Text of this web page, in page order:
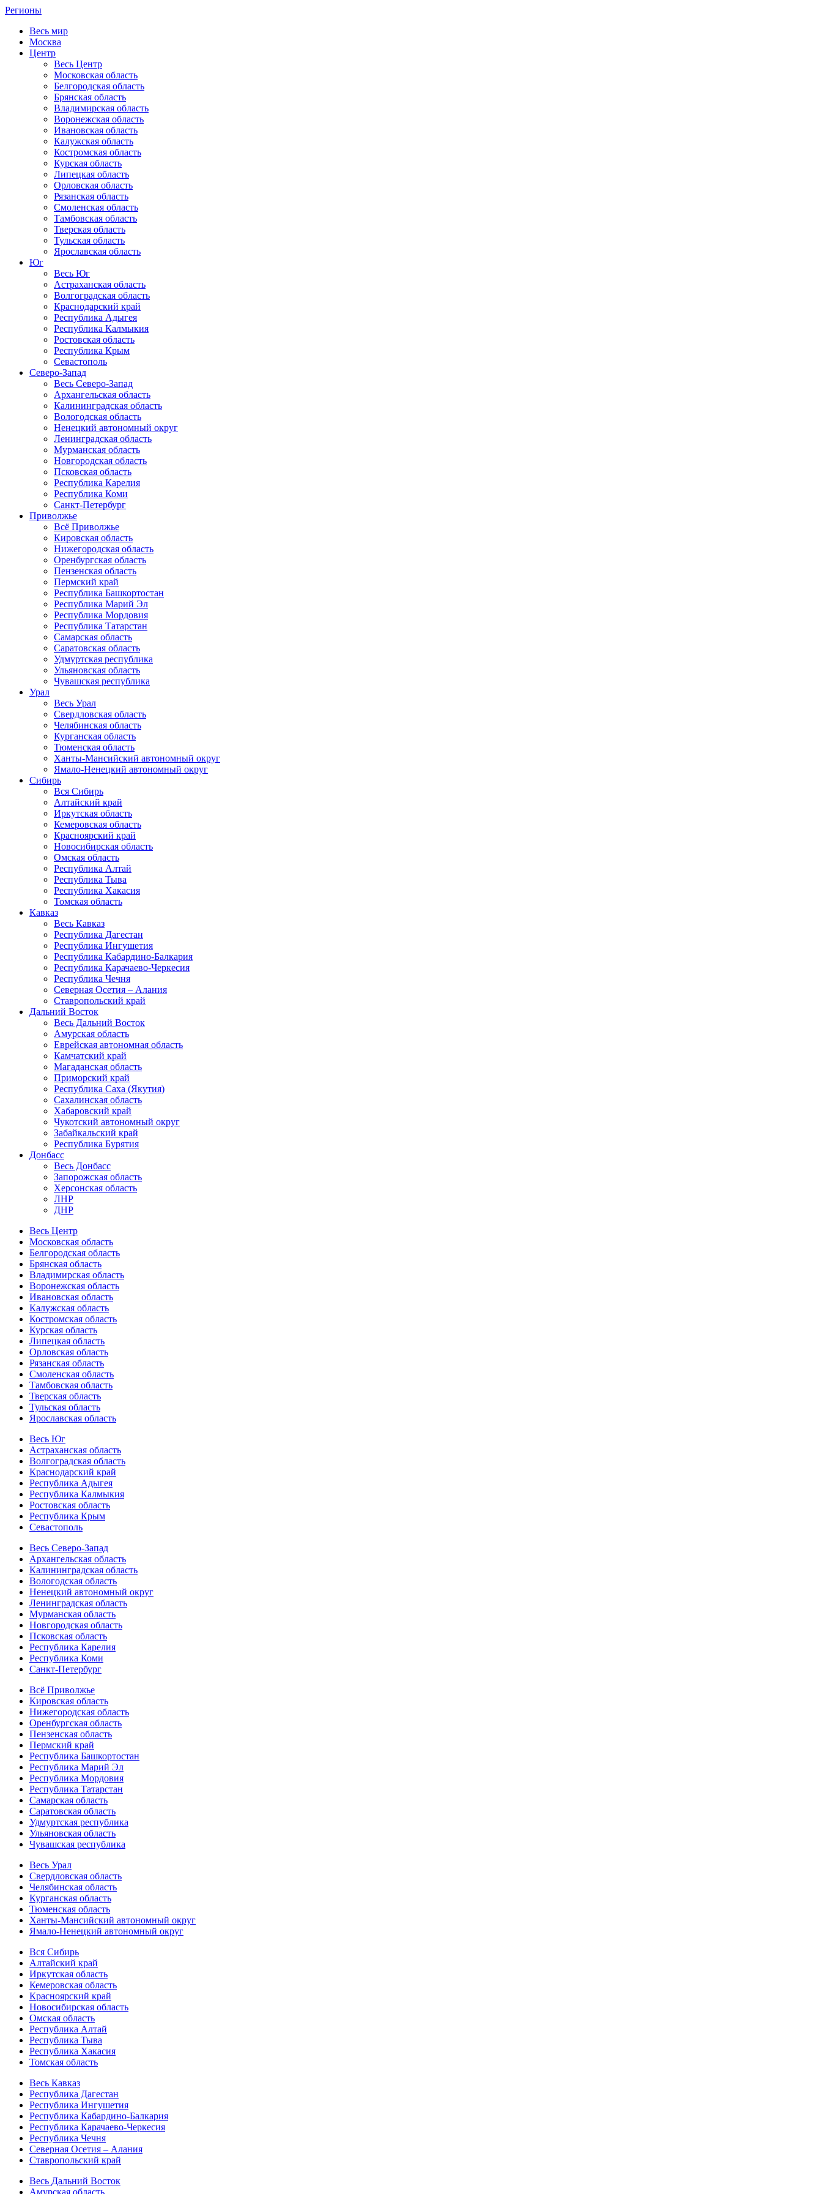
Регионы
Весь мир
Москва
Центр
Весь Центр
Московская область
Белгородская область
Брянская область
Владимирская область
Воронежская область
Ивановская область
Калужская область
Костромская область
Курская область
Липецкая область
Орловская область
Рязанская область
Смоленская область
Тамбовская область
Тверская область
Тульская область
Ярославская область
Юг
Весь Юг
Астраханская область
Волгоградская область
Краснодарский край
Республика Адыгея
Республика Калмыкия
Ростовская область
Республика Крым
Севастополь
Северо-Запад
Весь Северо-Запад
Архангельская область
Калининградская область
Вологодская область
Ненецкий автономный округ
Ленинградская область
Мурманская область
Новгородская область
Псковская область
Республика Карелия
Республика Коми
Санкт-Петербург
Приволжье
Всё Приволжье
Кировская область
Нижегородская область
Оренбургская область
Пензенская область
Пермский край
Республика Башкортостан
Республика Марий Эл
Республика Мордовия
Республика Татарстан
Самарская область
Саратовская область
Удмуртская республика
Ульяновская область
Чувашская республика
Урал
Весь Урал
Свердловская область
Челябинская область
Курганская область
Тюменская область
Ханты-Мансийский автономный округ
Ямало-Ненецкий автономный округ
Сибирь
Вся Сибирь
Алтайский край
Иркутская область
Кемеровская область
Красноярский край
Новосибирская область
Омская область
Республика Алтай
Республика Тыва
Республика Хакасия
Томская область
Кавказ
Весь Кавказ
Республика Дагестан
Республика Ингушетия
Республика Кабардино-Балкария
Республика Карачаево-Черкесия
Республика Чечня
Северная Осетия – Алания
Ставропольский край
Дальний Восток
Весь Дальний Восток
Амурская область
Еврейская автономная область
Камчатский край
Магаданская область
Приморский край
Республика Саха (Якутия)
Сахалинская область
Хабаровский край
Чукотский автономный округ
Забайкальский край
Республика Бурятия
Донбасс
Весь Донбасс
Запорожская область
Херсонская область
ЛНР
ДНР
Весь Центр
Московская область
Белгородская область
Брянская область
Владимирская область
Воронежская область
Ивановская область
Калужская область
Костромская область
Курская область
Липецкая область
Орловская область
Рязанская область
Смоленская область
Тамбовская область
Тверская область
Тульская область
Ярославская область
Весь Юг
Астраханская область
Волгоградская область
Краснодарский край
Республика Адыгея
Республика Калмыкия
Ростовская область
Республика Крым
Севастополь
Весь Северо-Запад
Архангельская область
Калининградская область
Вологодская область
Ненецкий автономный округ
Ленинградская область
Мурманская область
Новгородская область
Псковская область
Республика Карелия
Республика Коми
Санкт-Петербург
Всё Приволжье
Кировская область
Нижегородская область
Оренбургская область
Пензенская область
Пермский край
Республика Башкортостан
Республика Марий Эл
Республика Мордовия
Республика Татарстан
Самарская область
Саратовская область
Удмуртская республика
Ульяновская область
Чувашская республика
Весь Урал
Свердловская область
Челябинская область
Курганская область
Тюменская область
Ханты-Мансийский автономный округ
Ямало-Ненецкий автономный округ
Вся Сибирь
Алтайский край
Иркутская область
Кемеровская область
Красноярский край
Новосибирская область
Омская область
Республика Алтай
Республика Тыва
Республика Хакасия
Томская область
Весь Кавказ
Республика Дагестан
Республика Ингушетия
Республика Кабардино-Балкария
Республика Карачаево-Черкесия
Республика Чечня
Северная Осетия – Алания
Ставропольский край
Весь Дальний Восток
Амурская область